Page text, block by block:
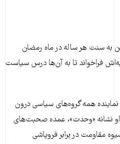
روزسه‌شنبه ۱۶ فروردین به سنت هر ساله‌ در ماه رمضان
فراخواند تا به آن‌ها درس سیاست
همه گروه‌های سیاسی درون
نشانه «وحدت»، عمده صحبت‌های
مقاومت در برابر فروپاشی